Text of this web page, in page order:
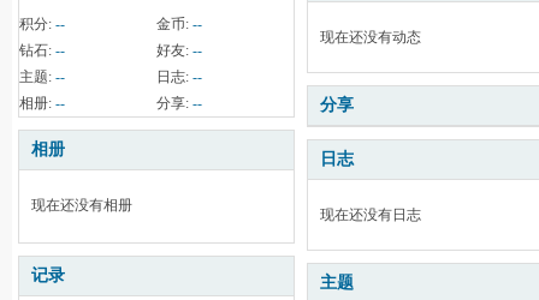
积分: -- 金币: --
钻石: -- 好友: --
主题: -- 日志: --
相册: -- 分享: --
相册
现在还没有相册
记录
现在还没有动态
分享
日志
现在还没有日志
主题